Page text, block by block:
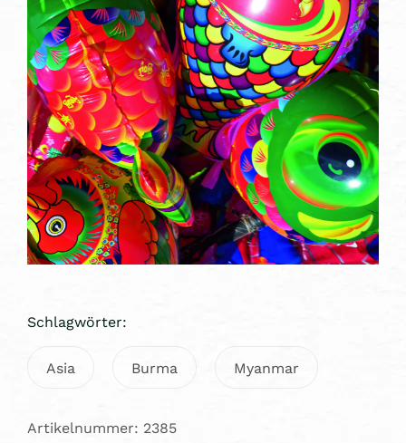
Schlagwörter:
Asia Burma Myanmar
Artikelnummer: 2385